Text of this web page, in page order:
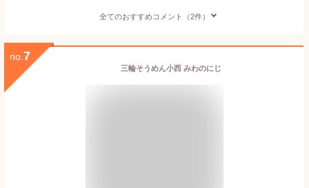
全てのおすすめコメント（2件）
no. 7
三輪そうめん小西 みわのにじ